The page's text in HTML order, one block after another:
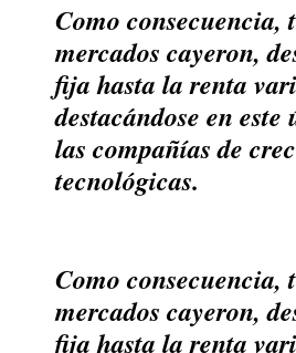
Como consecuencia,
mercados cayeron,
fija hasta la renta
destacándose en
las compañías de
tecnológicas.
Como consecuencia,
mercados cayeron,
fija hasta la renta